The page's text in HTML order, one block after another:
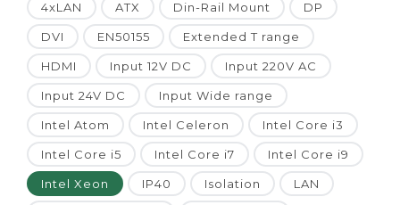
4xLAN ATX Din-Rail Mount DP
DVI EN50155 Extended T range
HDMI Input 12V DC Input 220V AC
Input 24V DC Input Wide range
Intel Atom Intel Celeron Intel Core i3
Intel Core i5 Intel Core i7 Intel Core i9
Intel Xeon IP40 Isolation LAN